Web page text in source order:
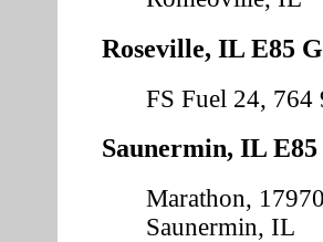
Roseville, IL E85
FS Fuel 24,
Saunermin, IL
Marathon,
Saunermin, IL